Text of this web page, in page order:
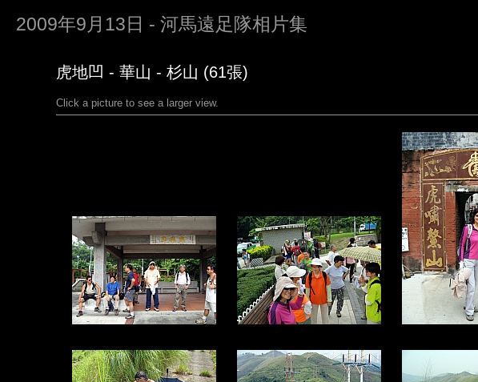
2009年9月13日 - 河馬遠足隊相片集
虎地凹 - 華山 - 杉山 (61張)
Click a picture to see a larger view.